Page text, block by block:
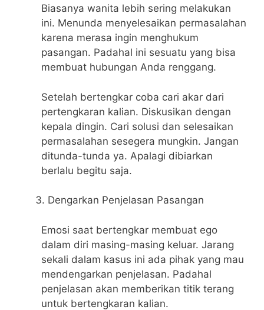
Biasanya wanita lebih sering melakukan
ini. Menunda menyelesaikan permasalahan
karena merasa ingin menghukum
pasangan. Padahal ini sesuatu yang bisa
membuat hubungan Anda renggang.
Setelah bertengkar coba cari akar dari
pertengkaran kalian. Diskusikan dengan
kepala dingin. Cari solusi dan selesaikan
permasalahan sesegera mungkin. Jangan
ditunda-tunda ya. Apalagi dibiarkan
berlalu begitu saja.
Dengarkan Penjelasan Pasangan
Emosi saat bertengkar membuat ego
dalam diri masing-masing keluar. Jarang
sekali dalam kasus ini ada pihak yang mau
mendengarkan penjelasan. Padahal
penjelasan akan memberikan titik terang
untuk bertengkaran kalian.